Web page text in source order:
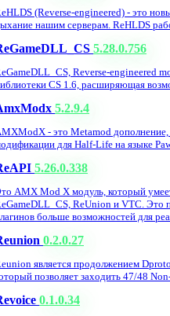
(Reverse-engineered) - это
нашим серверам. ReHLDS
5.28.0.756
Reverse-engineered
CS 1.6, расширяющая
5.2.9.4
- это Metamod дополнение,
для Half-Life на языке
5.26.0.338
AMX Mod X модуль, который
ReUnion и VTC. Это
больше возможностей для
0.2.0.27
является продолжением
позволяет заходить 47/48
0.1.0.34